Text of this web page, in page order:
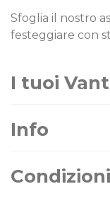
Sfoglia il nostro
festeggiare con
I tuoi
Info